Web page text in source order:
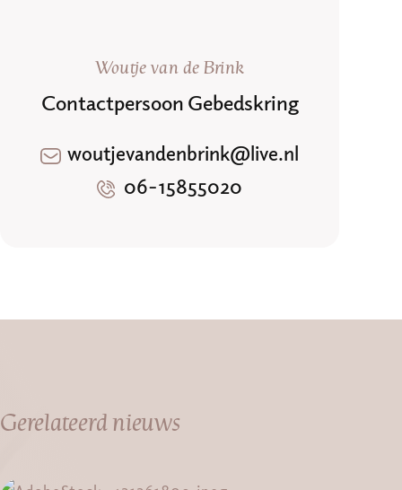
Woutje van de Brink
Contactpersoon Gebedskring
woutjevandenbrink@live.nl
06-15855020
Gerelateerd nieuws